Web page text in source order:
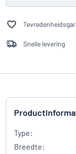
Snelle levering
Type:
Breedte: